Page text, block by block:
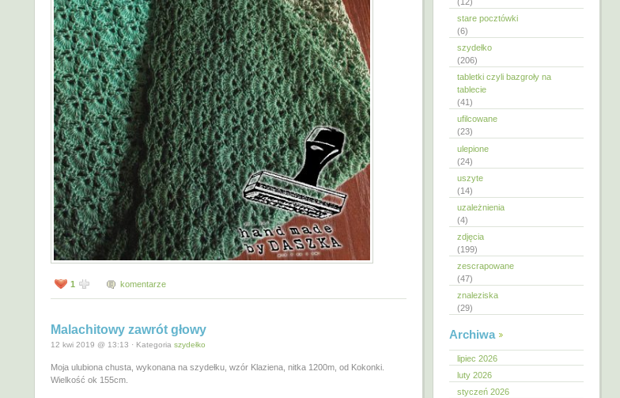
1 komentarze
Malachitowy zawrót głowy
12 kwi 2019 @ 13:13 · Kategoria szydełko
Moja ulubiona chusta, wykonana na szydełku, wzór Klaziena, nitka 1200m, od Kokonki.
Wielkość ok 155cm.
stare pocztówki
(6)
szydełko
(206)
tabletki czyli bazgroły na
tablecie
(41)
ufilcowane
(23)
ulepione
(24)
uszyte
(14)
uzależnienia
(4)
zdjęcia
(199)
zescrapowane
(47)
znaleziska
(29)
Archiwa
lipiec 2026
luty 2026
styczeń 2026